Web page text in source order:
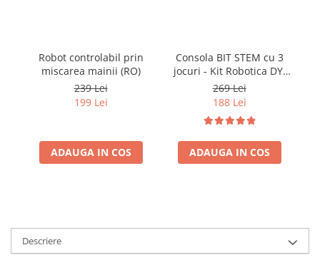
Robot controlabil prin
miscarea mainii (RO)
239 Lei
199 Lei
ADAUGA IN COS
Consola BIT STEM cu 3
jocuri - Kit Robotica DYI
cu codare
269 Lei
188 Lei
ADAUGA IN COS
Descriere